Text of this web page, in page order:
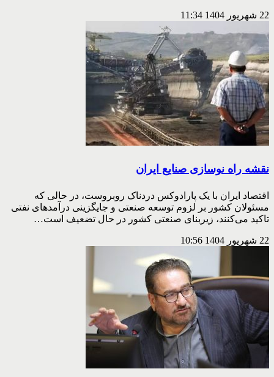
22 شهریور 1404 11:34
نقشه راه نوسازی صنایع ایران
اقتصاد ایران با یک پارادوکس دردناک روبروست، در حالی که
مسئولان کشور بر لزوم توسعه صنعتی و جایگزینی درآمدهای نفتی
تاکید می‌کنند، زیربنای صنعتی کشور در حال تضعیف است…
22 شهریور 1404 10:56